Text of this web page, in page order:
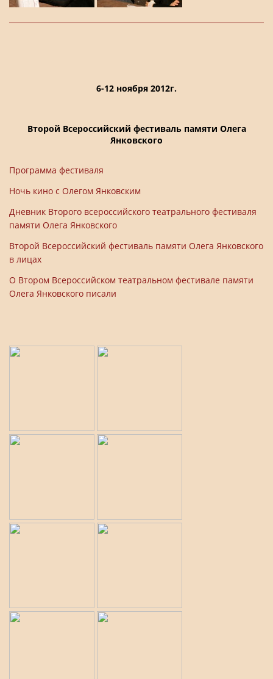
6-12 ноября 2012г.
Второй Всероссийский фестиваль памяти Олега
Янковского
Программа фестиваля
Ночь кино с Олегом Янковским
Дневник Второго всероссийского театрального фестиваля
памяти Олега Янковского
Второй Всероссийский фестиваль памяти Олега Янковского
в лицах
О Втором Всероссийском театральном фестивале памяти
Олега Янковского писали